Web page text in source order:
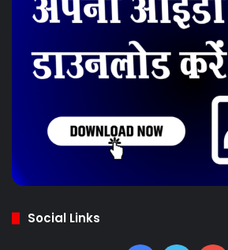
Social Links